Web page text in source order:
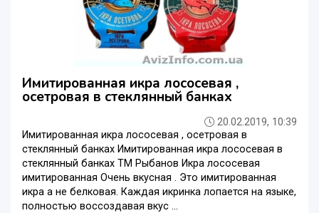
Имитированная икра лососевая ,
осетровая в стеклянный банках
20.02.2019, 10:39
Имитированная икра лососевая , осетровая в
стеклянный банках Имитированная икра лососевая в
стеклянный банках ТМ Рыбанов Икра лососевая
имитированная Очень вкусная . Это имитированная
икра а не белковая. Каждая икринка лопается на языке,
полностью воссоздавая вкус ...